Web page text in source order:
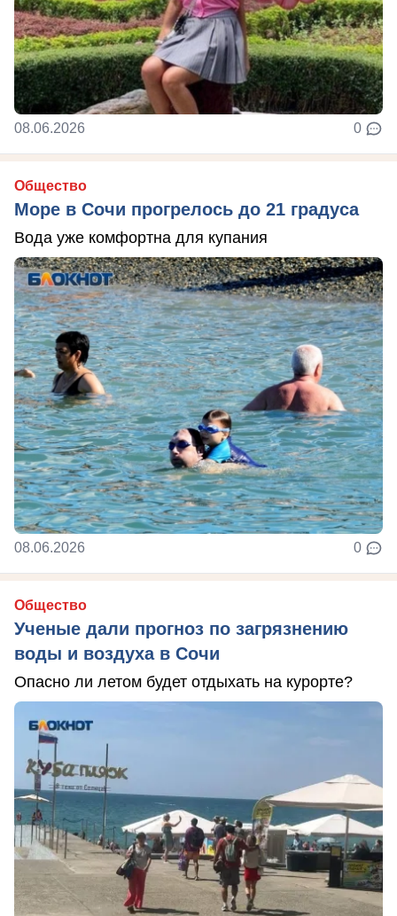
08.06.2026 0
Общество
Море в Сочи прогрелось до 21 градуса
Вода уже комфортна для купания
08.06.2026 0
Общество
Ученые дали прогноз по загрязнению
воды и воздуха в Сочи
Опасно ли летом будет отдыхать на курорте?